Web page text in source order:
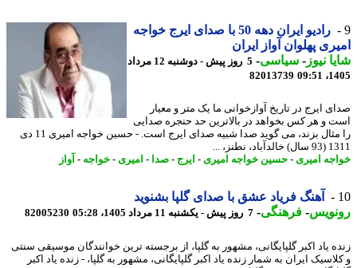
رادیو ایران دهه 50 با صدای ایرج خواجه
پهلوان آواز ایران
نیوز-سیاسی-
5 روز پیش - دوشنبه 12 مرداد
82013739
ایرج در تاریخ آوازخوانی ما یک متر و معیار
و هر کس بخواهد در بالاترین حد حنجره صدایی
را مثال بزند، می گوید صدا شبیه صدای ایرج است. - حسین خواجه امیری 11 دی
نطنز، ...
امیری- حسین خواجه امیری- ایرج -صدا -امیری- خواجه-آواز
آهنگ فریاد عشق با صدای گلپا بشنوید
-فرهنگی-7 روز پیش - یکشنبه 11 مرداد 1405، 05:28 82005230
یاد اکبر گلپایگانی، مشهور به گلپا، از برجسته ترین خوانندگان موسیقی سنتی
ایران به شمار زنده یاد اکبر گلپایگانی، مشهور به گلپا، - زنده یاد اکبر